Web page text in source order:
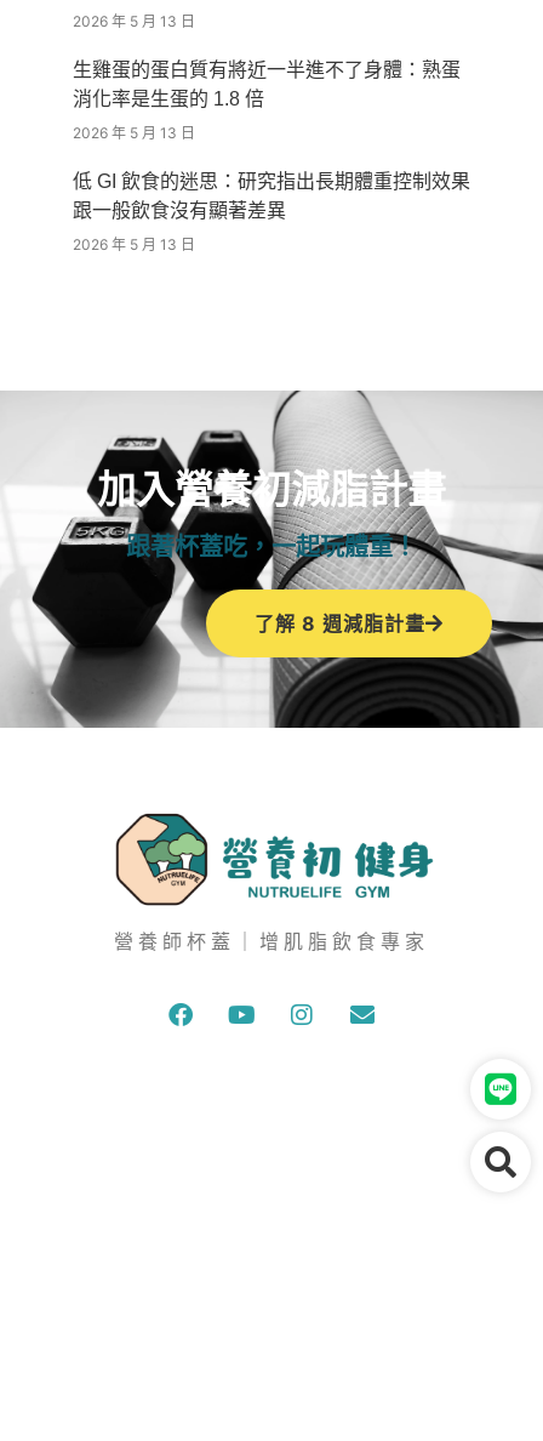
2026 年 5 月 13 日
生雞蛋的蛋白質有將近一半進不了身體：熟蛋
消化率是生蛋的 1.8 倍
2026 年 5 月 13 日
低 GI 飲食的迷思：研究指出長期體重控制效果
跟一般飲食沒有顯著差異
2026 年 5 月 13 日
加入營養初減脂計畫
跟著杯蓋吃，一起玩體重！
了解 8 週減脂計畫
營養師杯蓋｜增肌脂飲食專家